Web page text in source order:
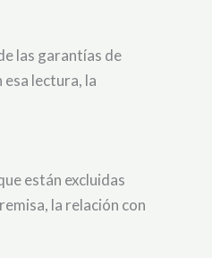
las garantías de
esa lectura, la
están excluidas
la relación con